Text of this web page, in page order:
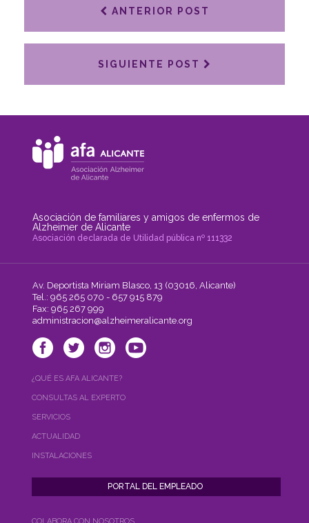
ANTERIOR POST
SIGUIENTE POST
Asociación de familiares y amigos de enfermos de
Alzheimer de Alicante
Asociación declarada de Utilidad pública nº 111332
Av. Deportista Miriam Blasco, 13 (03016, Alicante)
Tel.: 965 265 070 - 657 915 879
Fax: 965 267 999
administracion@alzheimeralicante.org
¿QUÉ ES AFA ALICANTE?
CONSULTAS AL EXPERTO
SERVICIOS
ACTUALIDAD
INSTALACIONES